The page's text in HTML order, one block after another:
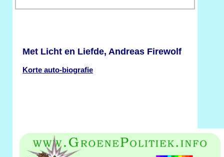
Met Licht en Liefde, Andreas Firewolf
Korte auto-biografie